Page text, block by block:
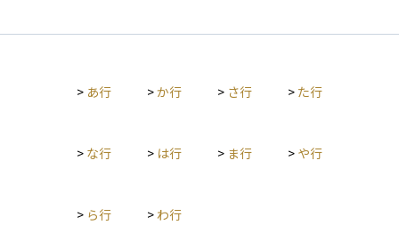
われることが多く、すでに起きた経済の変化が実体経済や雇
んが、過去の政策の効果や、景気の波がどの段階にあるかを確
や一致指数と組み合わせて用いられることが一般的です。特に
> あ行 >か行 > さ行 > た行
> な行 > は行 > ま行 > や行
> ら行 > わ行